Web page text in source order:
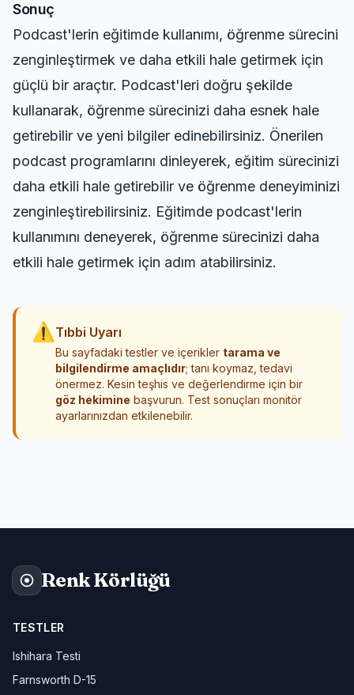
Sonuç
Podcast'lerin eğitimde kullanımı, öğrenme sürecini
zenginleştirmek ve daha etkili hale getirmek için
güçlü bir araçtır. Podcast'leri doğru şekilde
kullanarak, öğrenme sürecinizi daha esnek hale
getirebilir ve yeni bilgiler edinebilirsiniz. Önerilen
podcast programlarını dinleyerek, eğitim sürecinizi
daha etkili hale getirebilir ve öğrenme deneyiminizi
zenginleştirebilirsiniz. Eğitimde podcast'lerin
kullanımını deneyerek, öğrenme sürecinizi daha
etkili hale getirmek için adım atabilirsiniz.
⚠ Tıbbi Uyarı
Bu sayfadaki testler ve içerikler tarama ve
bilgilendirme amaçlıdır; tanı koymaz, tedavi
önermez. Kesin teşhis ve değerlendirme için bir
göz hekimine başvurun. Test sonuçları monitör
ayarlarınızdan etkilenebilir.
Renk Körlüğü
TESTLER
Ishihara Testi
Farnsworth D-15